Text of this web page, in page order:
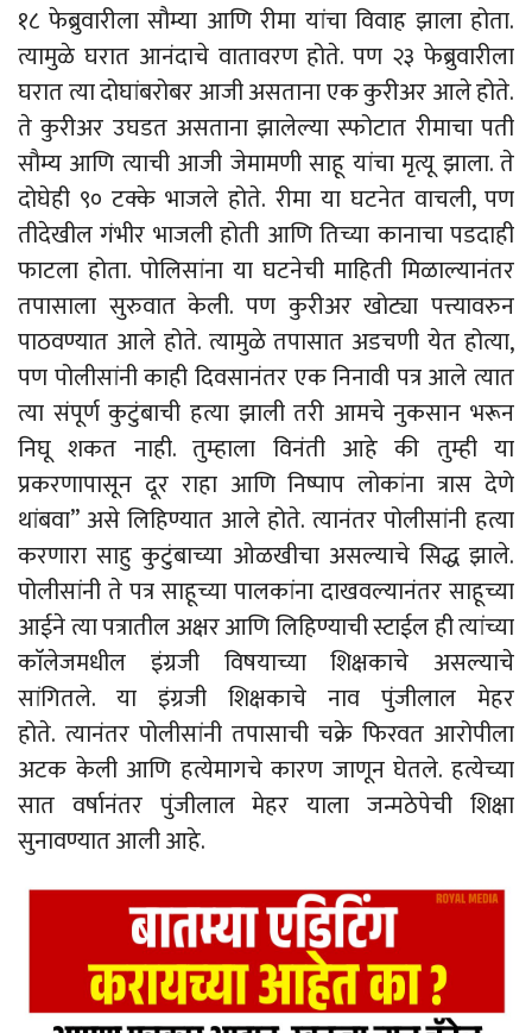
१८ फेब्रुवारीला साैम्या आणि रीमा यांचा विवाह झाला होता.
त्यामुळे घरात आनंदाचे वातावरण होते. पण २३ फेब्रुवारीला
घरात त्या दोघांबरोबर आजी असताना एक कुरीअर आले होते.
ते कुरीअर उघडत असताना झालेल्या स्फोटात रीमाचा पती
सौम्य आणि त्याची आजी जेमामणी साहू यांचा मृत्यू झाला. ते
दोघेही ९० टक्के भाजले होते. रीमा या घटनेत वाचली, पण
तीदेखील गंभीर भाजली होती आणि तिच्या कानाचा पडदाही
फाटला होता. पोलिसांना या घटनेची माहिती मिळाल्यानंतर
तपासाला सुरुवात केली. पण कुरीअर खोट्या पत्त्यावरुन
पाठवण्यात आले होते. त्यामुळे तपासात अडचणी येत होत्या,
पण पोलीसांनी काही दिवसानंतर एक निनावी पत्र आले त्यात
त्या संपूर्ण कुटुंबाची हत्या झाली तरी आमचे नुकसान भरून
निघू शकत नाही. तुम्हाला विनंती आहे की तुम्ही या
प्रकरणापासून दूर राहा आणि निष्पाप लोकांना त्रास देणे
थांबवा” असे लिहिण्यात आले होते. त्यानंतर पोलीसांनी हत्या
करणारा साहु कुटुंबाच्या ओळखीचा असल्याचे सिद्ध झाले.
पोलीसांनी ते पत्र साहूच्या पालकांना दाखवल्यानंतर साहूच्या
आईने त्या पत्रातील अक्षर आणि लिहिण्याची स्टाईल ही त्यांच्या
काॅलेजमधील इंग्रजी विषयाच्या शिक्षकाचे असल्याचे
सांगितले. या इंग्रजी शिक्षकाचे नाव पुंजीलाल मेहर
होते. त्यानंतर पोलीसांनी तपासाची चक्रे फिरवत आरोपीला
अटक केली आणि हत्येमागचे कारण जाणून घेतले. हत्येच्या
सात वर्षानंतर पुंजीलाल मेहर याला जन्मठेपेची शिक्षा
सुनावण्यात आली आहे.